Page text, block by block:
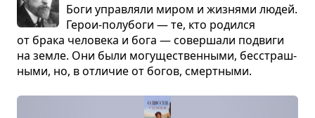
Боги управ­ляли миром и жиз­нями людей.
Герои-полу­боги — те, кто родился
от брака чело­века и бога — совер­шали подвиги
на земле. Они были могу­ще­ствен­ными, бес­страш­
ными, но, в отли­чие от богов, смерт­ными.